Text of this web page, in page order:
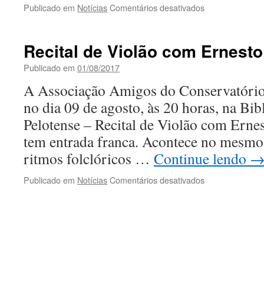
Publicado em NotíciasComentários desativadosem
Sopros
de
da
UFPel
Recital de Violão com
Publicado em 01/08/2017
A Associação Amigos do
no dia 09 de agosto, às 20 horas, na
Pelotense – Recital de Violão com
tem entrada franca. Acontece no
ritmos folclóricos … Continue lendo
Publicado em NotíciasComentários desativadosem